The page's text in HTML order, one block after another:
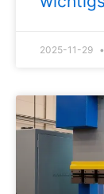
2025-11-29